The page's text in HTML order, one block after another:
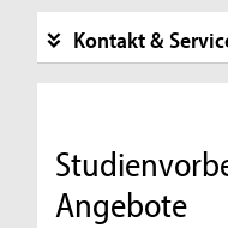
Kontakt &
Angebote